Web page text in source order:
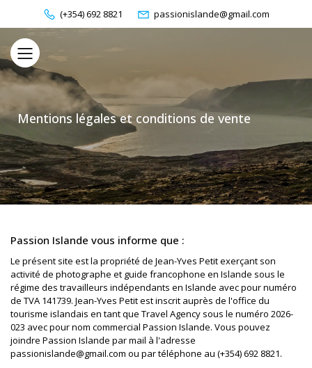
(+354) 692 8821 passionislande@gmail.com
Mentions légales et conditions de vente
Passion Islande vous informe que :
Le présent site est la propriété de Jean-Yves Petit exerçant son
activité de photographe et guide francophone en Islande sous le
régime des travailleurs indépendants en Islande avec pour numéro
de TVA 141739. Jean-Yves Petit est inscrit auprès de l'office du
tourisme islandais en tant que Travel Agency sous le numéro 2026-
023 avec pour nom commercial Passion Islande. Vous pouvez
joindre Passion Islande par mail à l'adresse
passionislande@gmail.com ou par téléphone au (+354) 692 8821.